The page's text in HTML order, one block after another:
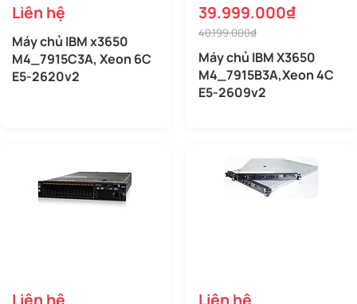
Liên hệ
Máy chủ IBM x3650
M4_7915C3A, Xeon 6C
E5-2620v2
39.999.000₫
40.199.000₫
Máy chủ IBM X3650
M4_7915B3A,Xeon 4C
E5-2609v2
Liên hệ Liên hệ